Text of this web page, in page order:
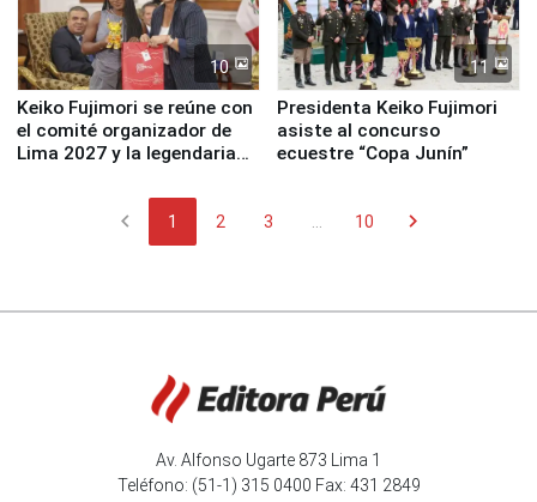
10
Keiko Fujimori se reúne con
el comité organizador de
Lima 2027 y la legendaria
11
Presidenta Keiko Fujimori
asiste al concurso
ecuestre “Copa Junín”
chevron_left 1 2 3 10 chevron_right
Av. Alfonso Ugarte 873 Lima 1
Teléfono: (51-1) 315 0400 Fax: 431 2849